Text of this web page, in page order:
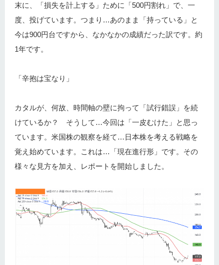
末に、「損失を計上する」ために「500円割れ」で、一
度、投げています。つまり…あのまま「持っている」と
今は900円台ですから、なかなかの成績だった訳です。約
1年です。
「辛抱は宝なり」
カタルが、何故、時間軸の壁に拘って「試行錯誤」を続
けているか？ そうして…今回は「一皮むけた」と思っ
ています。米国株の観察を経て…日本株を考える戦略を
覚え始めています。これは…「現在進行形」です。その
様々な見方を加え、レポートを開始しました。